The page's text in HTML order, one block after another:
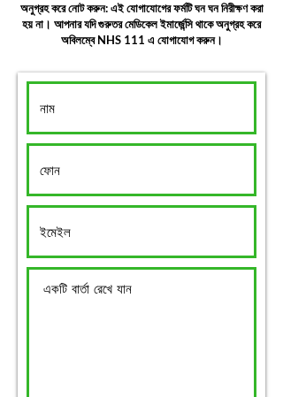
অনুগ্রহ করে নোট করুন: এই যোগাযোগের ফর্মটি ঘন ঘন নিরীক্ষণ করা
হয় না। আপনার যদি গুরুতর মেডিকেল ইমার্জেন্সি থাকে অনুগ্রহ করে
অবিলম্বে NHS 111 এ যোগাযোগ করুন।